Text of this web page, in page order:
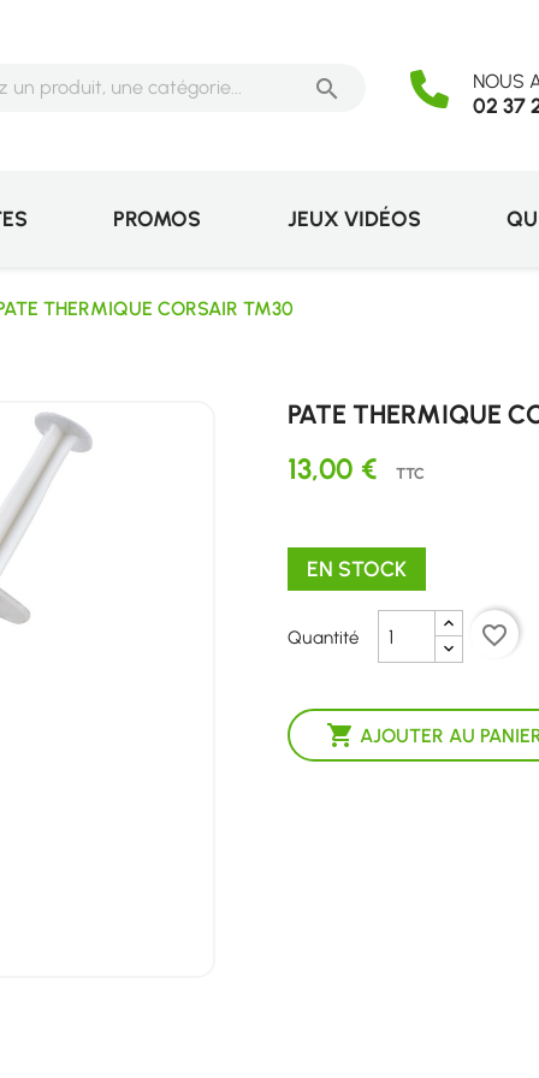
 NOUS
02 37
PROMOS JEUX VIDÉOS
THERMIQUE CORSAIR TM30
PATE THERMIQUE
13,00 € TTC
EN STOCK
Quantité
 AJOUTER AU
favorite_border